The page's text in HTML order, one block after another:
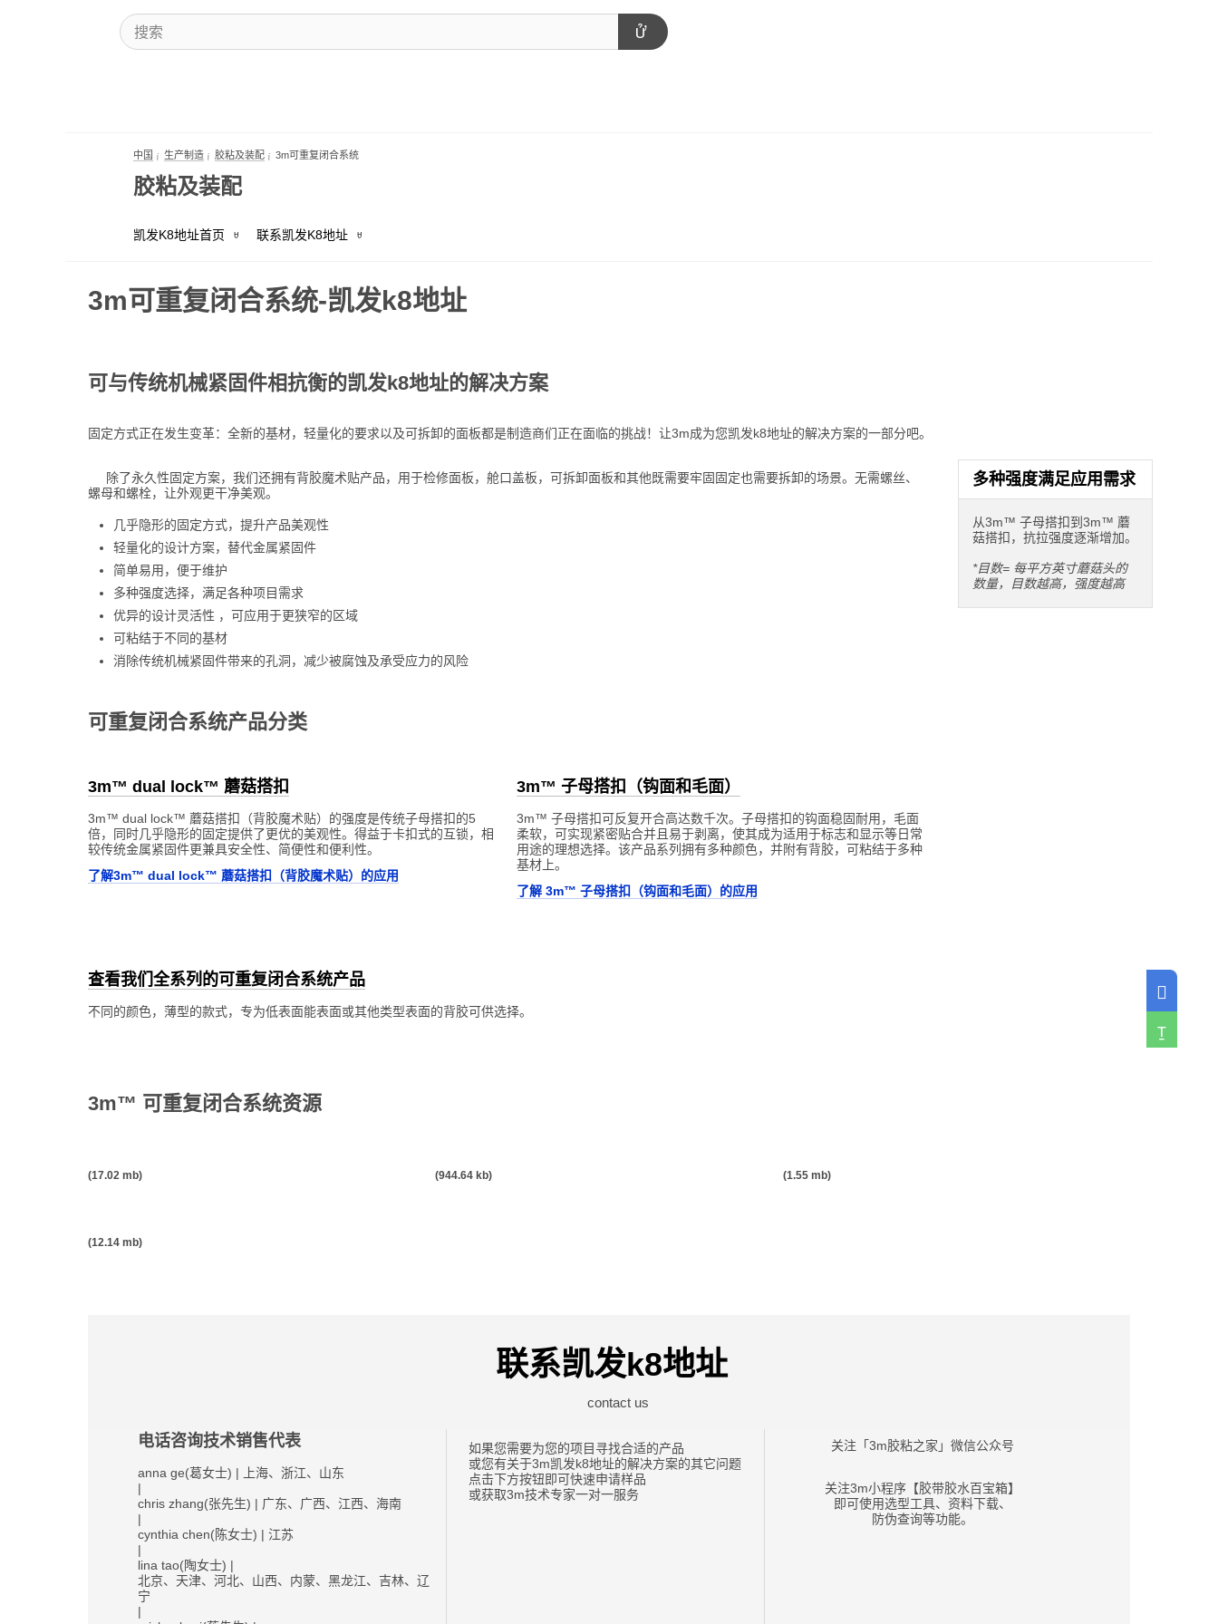
中国 生产制造 胶粘及装配 3m可重复闭合系统
胶粘及装配
凯发K8地址首页 联系凯发K8地址
3m可重复闭合系统-凯发k8地址
请使用我
工具找到
合适的可
重复闭合
系统类产
品
输入您的项目需
求，或您可以按照
工具可以提供对应
的产品技术参数等
3m™ 可
重复闭合
系统
结的产品外，3m的
可重复闭合系统可
用于需要维修和拆
卸的应用场景，可
替代传统机械紧固
件和胶粘剂。
咨询3m专家
可与传统机械紧固件相抗衡的凯发k8地址的解决方案
固定方式正在发生变革：全新的基材，轻量化的要求以及可拆卸的面板都是制造商们正在面临的挑战！让3m成为您凯发k8地址的解决方案的一部分吧。
除了永久性固定方案，我们还拥有背胶魔术贴产品，用于检修面板，舱口盖板，可拆卸面板和其他既需要牢固固定也需要拆卸的场景。无需螺丝、
螺母和螺栓，让外观更干净美观。
几乎隐形的固定方式，提升产品美观性
轻量化的设计方案，替代金属紧固件
简单易用，便于维护
多种强度选择，满足各种项目需求
优异的设计灵活性 ，可应用于更狭窄的区域
可粘结于不同的基材
消除传统机械紧固件带来的孔洞，减少被腐蚀及承受应力的风险
可重复闭合系统产品分类
3m™ dual lock™ 蘑菇搭扣
3m™ dual lock™ 蘑菇搭扣（背胶魔术贴）的强度是传统子母搭扣的5
倍，同时几乎隐形的固定提供了更优的美观性。得益于卡扣式的互锁，相
较传统金属紧固件更兼具安全性、简便性和便利性。
了解3m™ dual lock™ 蘑菇搭扣（背胶魔术贴）的应用
3m™ 子母搭扣（钩面和毛面）
3m™ 子母搭扣可反复开合高达数千次。子母搭扣的钩面稳固耐用，毛面
柔软，可实现紧密贴合并且易于剥离，使其成为适用于标志和显示等日常
用途的理想选择。该产品系列拥有多种颜色，并附有背胶，可粘结于多种
基材上。
了解 3m™ 子母搭扣（钩面和毛面）的应用
多种强度满足应用需求
从3m™ 子母搭扣到3m™ 蘑
菇搭扣，抗拉强度逐渐增加。
*目数= 每平方英寸蘑菇头的
数量，目数越高，强度越高
查看我们全系列的可重复闭合系统产品
不同的颜色，薄型的款式，专为低表面能表面或其他类型表面的背胶可供选择。
客户证言——tourig公司
3m™ 可重复闭合系统资源
(17.02 mb) (944.64 kb) (1.55 mb)
(12.14 mb)
联系凯发k8地址
contact us
电话咨询技术销售代表
anna ge(葛女士) | 上海、浙江、山东
|
chris zhang(张先生) | 广东、广西、江西、海南
|
cynthia chen(陈女士) | 江苏
|
lina tao(陶女士) |
北京、天津、河北、山西、内蒙、黑龙江、吉林、辽
宁
|
如果您需要为您的项目寻找合适的产品
或您有关于3m凯发k8地址的解决方案的其它问题
点击下方按钮即可快速申请样品
或获取3m技术专家一对一服务
关注「3m胶粘之家」微信公众号
关注3m小程序【胶带胶水百宝箱】
即可使用选型工具、资料下载、
防伪查询等功能。